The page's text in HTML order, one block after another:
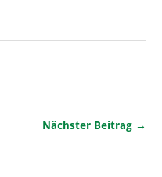
Nächster Beitrag →